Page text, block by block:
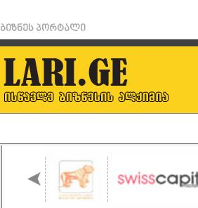
ბიზნეს პორტალი